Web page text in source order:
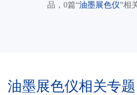
品，0篇“油墨展色仪”相
油墨展色仪相关专题